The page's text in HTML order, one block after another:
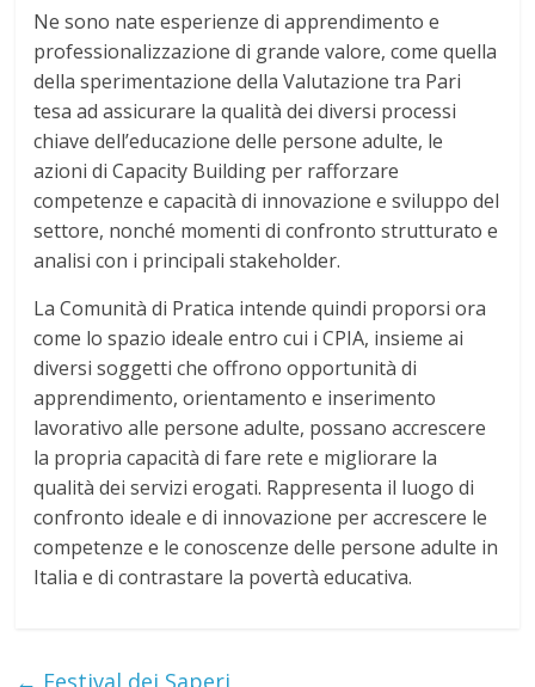
Ne sono nate esperienze di apprendimento e
professionalizzazione di grande valore, come quella
della sperimentazione della Valutazione tra Pari
tesa ad assicurare la qualità dei diversi processi
chiave dell’educazione delle persone adulte, le
azioni di Capacity Building per rafforzare
competenze e capacità di innovazione e sviluppo del
settore, nonché momenti di confronto strutturato e
analisi con i principali stakeholder.
La Comunità di Pratica intende quindi proporsi ora
come lo spazio ideale entro cui i CPIA, insieme ai
diversi soggetti che offrono opportunità di
apprendimento, orientamento e inserimento
lavorativo alle persone adulte, possano accrescere
la propria capacità di fare rete e migliorare la
qualità dei servizi erogati. Rappresenta il luogo di
confronto ideale e di innovazione per accrescere le
competenze e le conoscenze delle persone adulte in
Italia e di contrastare la povertà educativa.